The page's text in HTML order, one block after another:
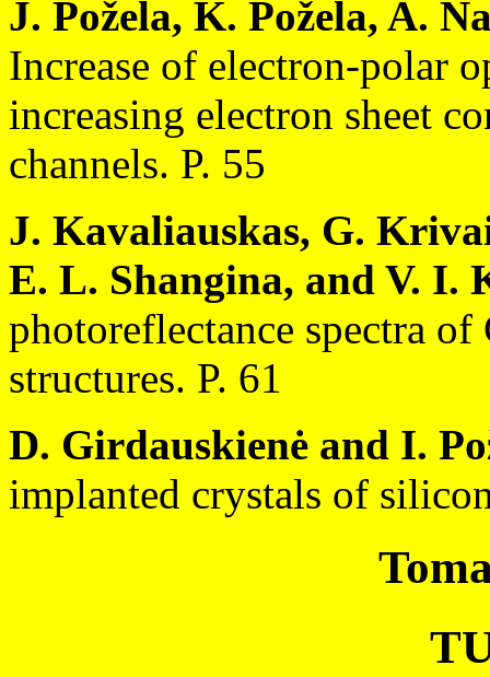
J. Požela, K. Požela, A.
Increase of electron-polar
increasing electron sheet
channels. P. 55
J. Kavaliauskas, G.
E. L. Shangina, and V. I.
photoreflectance spectra
structures. P. 61
D. Girdauskienė and I.
implanted crystals of